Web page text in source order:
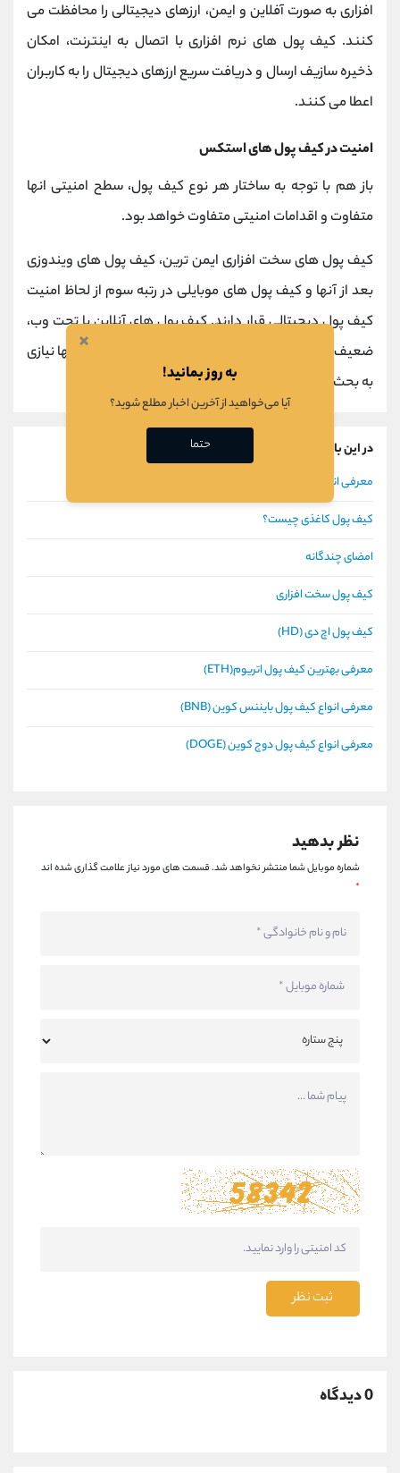
افزاری به صورت آفلاین و ایمن، ارزهای دیجیتالی را محافظت می
کنند. کیف پول های نرم افزاری با اتصال به اینترنت، امکان
ذخیره سازیف ارسال و دریافت سریع ارزهای دیجیتال را به کاربران
اعطا می کنند.
امنیت در کیف پول های استکس
باز هم با توجه به ساختار هر نوع کیف پول، سطح امنیتی انها
متفاوت و اقدامات امنیتی متفاوت خواهد بود.
کیف پول های سخت افزاری ایمن ترین، کیف پول های ویندوزی
بعد از آنها و کیف پول های موبایلی در رتبه سوم از لحاظ امنیت
کیف پول دیجیتالی قرار دارند. کیف پول های آنلاین یا تحت وب،
ضعیف ترین عملکرد امنیتی را داشته و در مورد امنیت آنها نیازی
به بحث نیست.
در این باره بیشتر بخوانید
معرفی انواع کیف پول بیت کوین (BTC)
کیف پول کاغذی چیست؟
امضای چندگانه
کیف پول سخت افزاری
کیف پول اچ دی (HD)
معرفی بهترین کیف پول اتریوم(ETH)
معرفی انواع کیف پول بایننس کوین (BNB)
معرفی انواع کیف پول دوج کوین (DOGE)
نظر بدهید
شماره موبایل شما منتشر نخواهد شد.قسمت های مورد نیاز علامت گذاری شده اند
*
ثبت نظر
0 دیدگاه
×
به روز بمانید!
آیا می‌خواهید از آخرین اخبار مطلع شوید؟
حتما